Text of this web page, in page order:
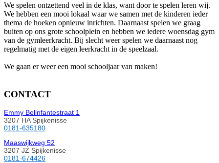
We spelen ontzettend veel in de klas, want door te spelen leren wij.
We hebben een mooi lokaal waar we samen met de kinderen ieder
thema de hoeken opnieuw inrichten. Daarnaast spelen we graag
buiten op ons grote schoolplein en hebben we iedere woensdag gym
van de gymleerkracht. Bij slecht weer spelen we daarnaast nog
regelmatig met de eigen leerkracht in de speelzaal.
We gaan er weer een mooi schooljaar van maken!
CONTACT
Emmy Belinfantestraat 1
3207 HA Spijkenisse
0181-635180
Maaswijkweg 52
3207 JZ Spijkenisse
0181-674426